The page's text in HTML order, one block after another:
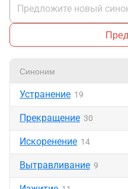
Синоним
Устранение 19
Прекращение 30
Искоренение 14
Вытравливание 9